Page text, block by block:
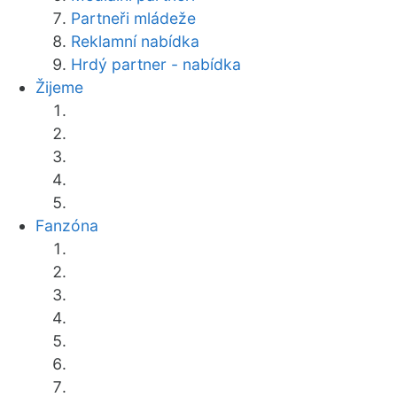
Partneři mládeže
Reklamní nabídka
Hrdý partner - nabídka
Žijeme
Fanzóna